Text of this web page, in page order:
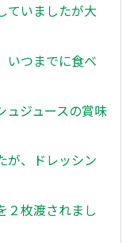
ていましたが大
いつまでに食べ
ュジュースの賞味
が、ドレッシン
２枚渡されまし